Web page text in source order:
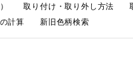
取り付け・取り外し方法
計算 新旧色柄検索